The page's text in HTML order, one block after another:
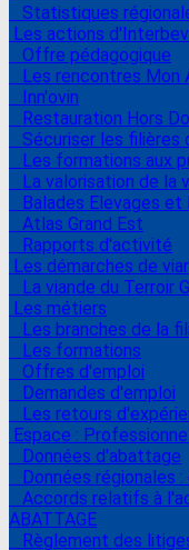
Statistiques
Les actions
Offre pédagogique
Les rencontres Mon
Inn'ovin
Restauration Hors
Sécuriser les filières
Les formations aux
La valorisation de la
Balades Elevages et
Atlas Grand Est
Rapports d'activité
Les démarches de
La viande du Terroir
Les métiers
Les branches de la
Les formations
Offres d'emploi
Demandes d'emploi
Les retours
Espace :
Données d'abattage
Données régionales
Accords relatifs à
ABATTAGE
Règlement des